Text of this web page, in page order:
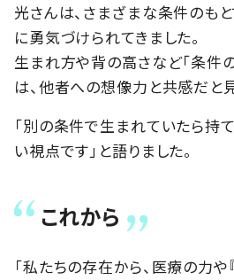
光さんは、さまざまな条件のも
に勇気づけられてきました。
生まれ方や背の高さなど「条件
は、他者への想像力と共感だと
「別の条件で生まれていたら持
い視点です」と語りました。
これから
「私たちの存在から、医療の力や